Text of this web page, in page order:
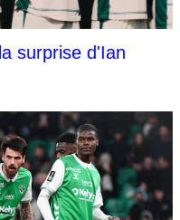
surprise d'Ian